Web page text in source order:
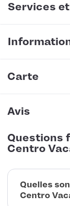
Services
Carte
Avis
Questions
Centro
Quelles
Centro